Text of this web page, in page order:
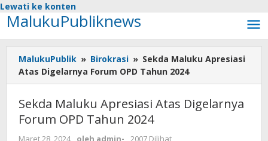
Lewati ke konten
MalukuPubliknews
MalukuPublik » Birokrasi » Sekda Maluku Apresiasi
Atas Digelarnya Forum OPD Tahun 2024
Sekda Maluku Apresiasi Atas Digelarnya
Forum OPD Tahun 2024
Maret 28, 2024 oleh admin-
2007 Dilihat